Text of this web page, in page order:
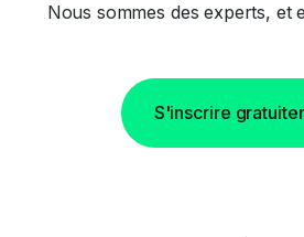
Nous sommes des experts, et
S'inscrire